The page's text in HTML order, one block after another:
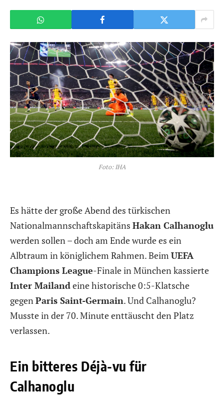
Foto: IHA
Es hätte der große Abend des türkischen
Nationalmannschaftskapitäns Hakan Calhanoglu
werden sollen – doch am Ende wurde es ein
Albtraum in königlichem Rahmen. Beim UEFA
Champions League-Finale in München kassierte
Inter Mailandeine historische 0:5-Klatsche
gegen Paris Saint-Germain. Und Calhanoglu?
Musste in der 70. Minute enttäuscht den Platz
verlassen.
Ein bitteres Déjà-vu für
Calhanoglu